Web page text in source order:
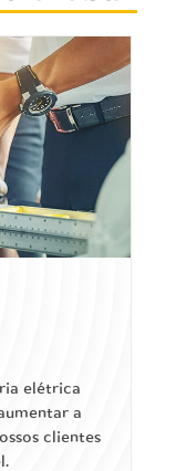
elétrica
a
clientes